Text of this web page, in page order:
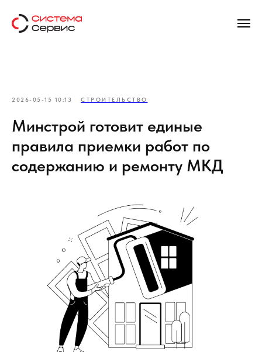
2026-05-15 10:13 СТРОИТЕЛЬСТВО
Минстрой готовит единые
правила приемки работ по
содержанию и ремонту МКД